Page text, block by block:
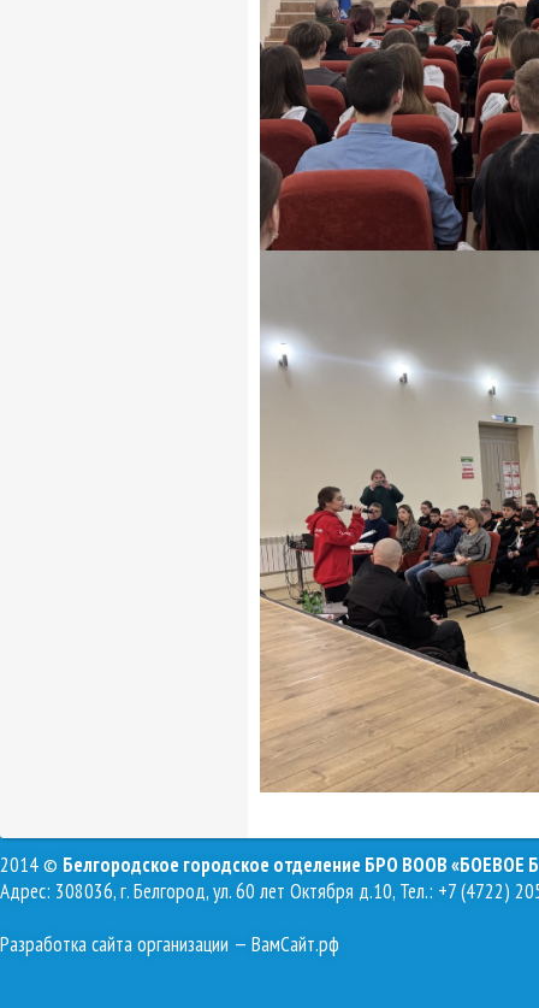
2014 © Белгородское городское отделение БРО ВООВ «БОЕВОЕ
Адрес: 308036, г. Белгород, ул. 60 лет Октября д.10, Тел.: +7 (4722)
Разработка сайта организации — ВамСайт.рф